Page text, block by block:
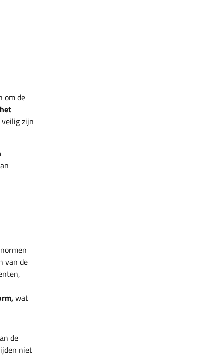
om de
het
zijn
van de
wat
de
niet